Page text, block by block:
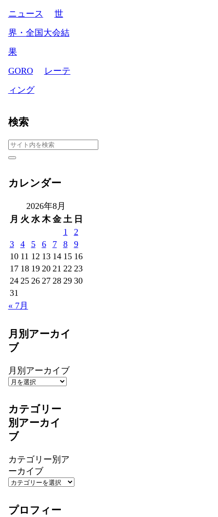
ニュース
世
界・全国大会結
果
GORO
レーテ
ィング
検索
カレンダー
2026年8月
月 火 水 木 金 土 日
1
2
3
4 5 6 7 8
9
10 11 12 13 14 15 16
17 18 19 20 21 22 23
24 25 26 27 28 29 30
31
« 7月
月別アーカイ
ブ
月別アーカイブ
カテゴリー
別アーカイ
ブ
カテゴリー別ア
ーカイブ
プロフィー